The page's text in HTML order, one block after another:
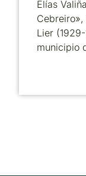
Elías
Lier
municipio